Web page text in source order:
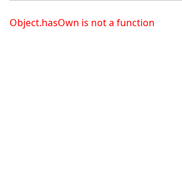
Object.hasOwn is not a function